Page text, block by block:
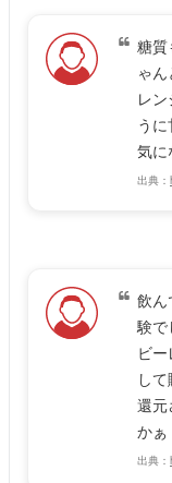
糖質
ゃ
レ
う
気に
出典：
飲ん
験で
ビ
し
還元
かぁ
出典：